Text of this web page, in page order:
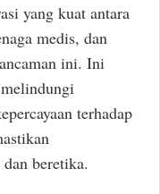
yang kuat antara
medis, dan
ini. Ini
terhadap
beretika.